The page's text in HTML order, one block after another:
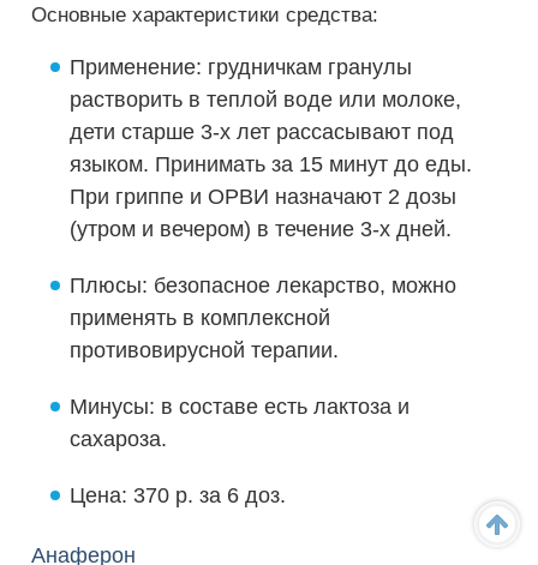
Основные характеристики средства:
Применение: грудничкам гранулы
растворить в теплой воде или молоке,
дети старше 3-х лет рассасывают под
языком. Принимать за 15 минут до еды.
При гриппе и ОРВИ назначают 2 дозы
(утром и вечером) в течение 3-х дней.
Плюсы: безопасное лекарство, можно
применять в комплексной
противовирусной терапии.
Минусы: в составе есть лактоза и
сахароза.
Цена: 370 р. за 6 доз.
Анаферон